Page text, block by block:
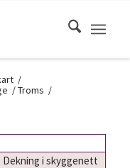
/
/Troms /
Dekning i skyggenett